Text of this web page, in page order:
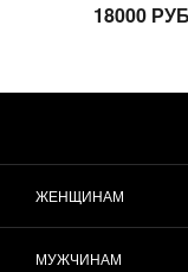
18000
ЖЕНЩИНАМ
МУЖЧИНАМ